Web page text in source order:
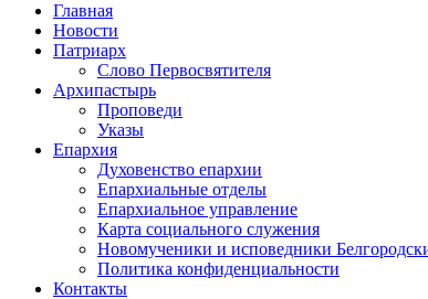
Главная
Новости
Патриарх
Слово Первосвятителя
Архипастырь
Проповеди
Указы
Епархия
Духовенство епархии
Епархиальные отделы
Епархиальное управление
Карта социального служения
Новомученики и исповедники
Политика конфиденциальности
Контакты